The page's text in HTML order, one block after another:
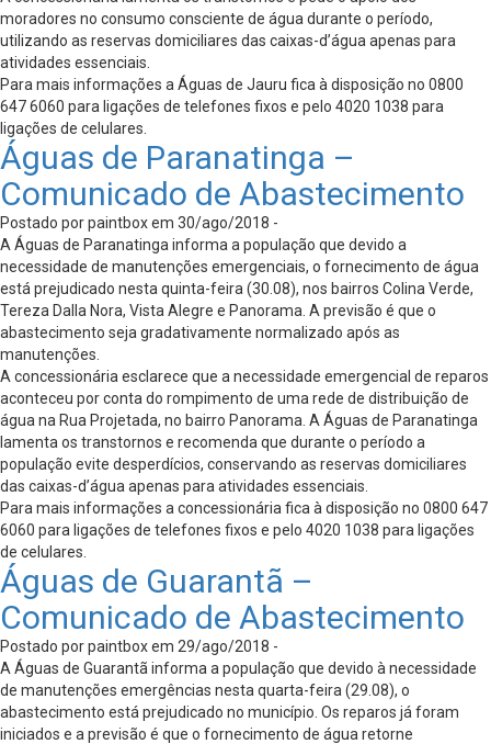
moradores no consumo consciente de água durante o período,
utilizando as reservas domiciliares das caixas-d’água apenas para
atividades essenciais.
Para mais informações a Águas de Jauru fica à disposição no 0800
647 6060 para ligações de telefones fixos e pelo 4020 1038 para
ligações de celulares.
Águas de Paranatinga –
Comunicado de Abastecimento
Postado por paintbox em 30/ago/2018 -
A Águas de Paranatinga informa a população que devido a
necessidade de manutenções emergenciais, o fornecimento de água
está prejudicado nesta quinta-feira (30.08), nos bairros Colina Verde,
Tereza Dalla Nora, Vista Alegre e Panorama. A previsão é que o
abastecimento seja gradativamente normalizado após as
manutenções.
A concessionária esclarece que a necessidade emergencial de reparos
aconteceu por conta do rompimento de uma rede de distribuição de
água na Rua Projetada, no bairro Panorama. A Águas de Paranatinga
lamenta os transtornos e recomenda que durante o período a
população evite desperdícios, conservando as reservas domiciliares
das caixas-d’água apenas para atividades essenciais.
Para mais informações a concessionária fica à disposição no 0800 647
6060 para ligações de telefones fixos e pelo 4020 1038 para ligações
de celulares.
Águas de Guarantã –
Comunicado de Abastecimento
Postado por paintbox em 29/ago/2018 -
A Águas de Guarantã informa a população que devido à necessidade
de manutenções emergências nesta quarta-feira (29.08), o
abastecimento está prejudicado no município. Os reparos já foram
iniciados e a previsão é que o fornecimento de água retorne